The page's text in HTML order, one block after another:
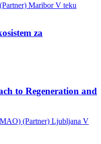
Maribor V teku
za
to Regeneration and
(Partner) Ljubljana V